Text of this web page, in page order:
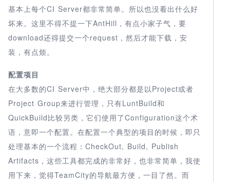
基本上每个CI Server都非常简单。所以也没看出什么好
坏来。这里不得不提一下AntHill，有点小家子气，要
download还得提交一个request，然后才能下载，安
装，有点烦。
配置项目
在大多数的CI Server中，绝大部分都是以Project或者
Project Group来进行管理，只有LuntBuild和
QuickBuild比较另类，它们使用了Configuration这个术
语，意即一个配置。在配置一个典型的项目的时候，即只
处理基本的一个流程：CheckOut, Build, Publish
Artifacts，这些工具都完成的非常好，也非常简单，我使
用下来，觉得TeamCity的导航最方便，一目了然。而